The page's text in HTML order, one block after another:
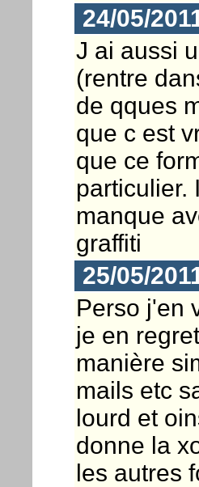
24/05/
J ai aussi
(rentre
de qques
que c est
que ce
particulier.
manque
graffiti
25/05/
Perso j'en
je en
manière
mails etc
lourd et
donne la
les autres